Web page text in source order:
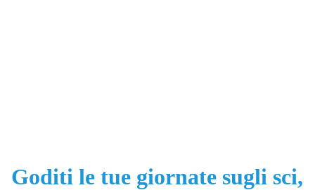
Goditi le tue giornate sugli sci,